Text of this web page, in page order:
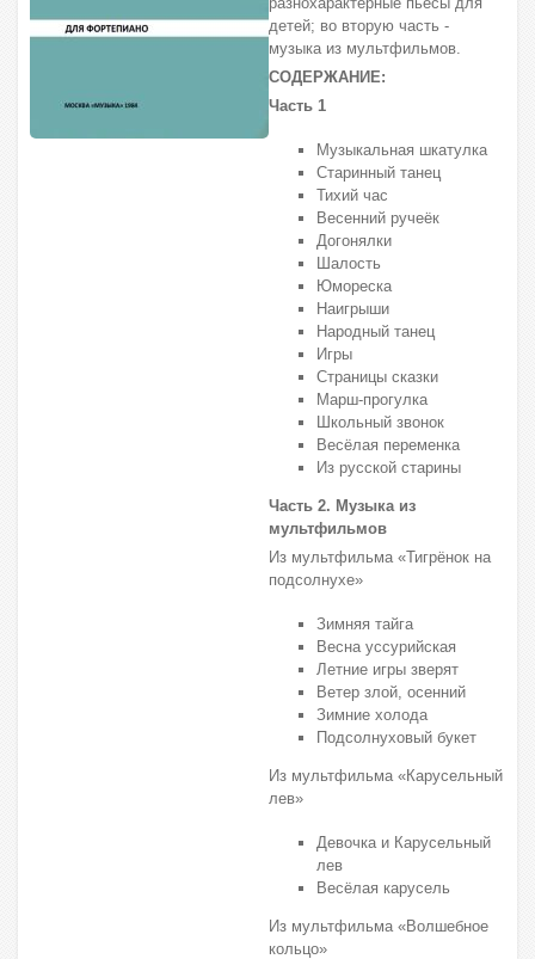
детей; во вторую часть -
музыка из мультфильмов.
СОДЕРЖАНИЕ:
Часть 1
Музыкальная шкатулка
Старинный танец
Тихий час
Весенний ручеёк
Догонялки
Шалость
Юмореска
Наигрыши
Народный танец
Игры
Страницы сказки
Марш-прогулка
Школьный звонок
Весёлая переменка
Из русской старины
Часть 2. Музыка из
мультфильмов
Из мультфильма «Тигрёнок на
подсолнухе»
Зимняя тайга
Весна уссурийская
Летние игры зверят
Ветер злой, осенний
Зимние холода
Подсолнуховый букет
Из мультфильма «Карусельный
лев»
Девочка и Карусельный
лев
Весёлая карусель
Из мультфильма «Волшебное
кольцо»